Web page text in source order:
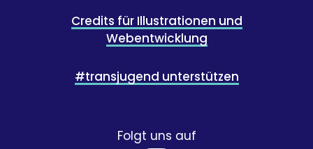
Credits für Illustrationen und
Webentwicklung
#transjugend unterstützen
Folgt uns auf